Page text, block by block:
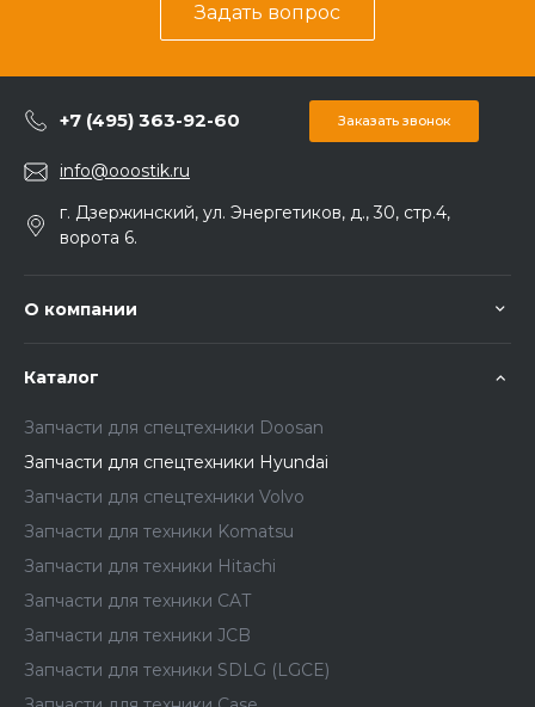
Задать вопрос
+7 (495) 363-92-60 Заказать звонок
info@ooostik.ru
г. Дзержинский, ул. Энергетиков, д., 30, стр.4,
ворота 6.
О компании
Каталог
Запчасти для спецтехники Doosan
Запчасти для спецтехники Hyundai
Запчасти для спецтехники Volvo
Запчасти для техники Komatsu
Запчасти для техники Hitachi
Запчасти для техники CAT
Запчасти для техники JCB
Запчасти для техники SDLG (LGCE)